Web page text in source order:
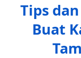
Tips
Buat